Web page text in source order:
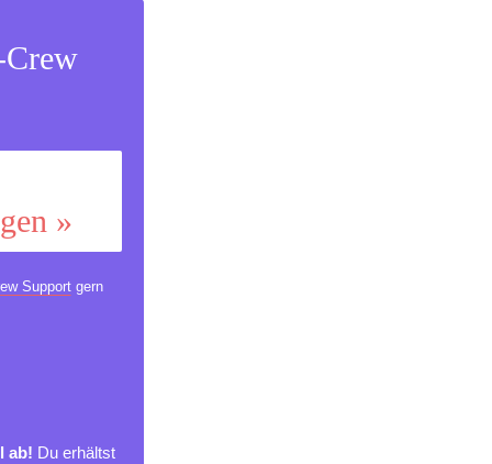
»
Supportgern
ab! Du erhältst